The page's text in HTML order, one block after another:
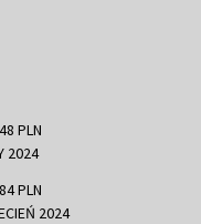
PLN
2024
PLN
2024